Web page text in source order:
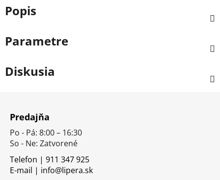
Popis
Parametre
Diskusia
Predajňa
Po - Pá: 8:00 – 16:30
So - Ne: Zatvorené
Telefon | 911 347 925
E-mail | info@lipera.sk